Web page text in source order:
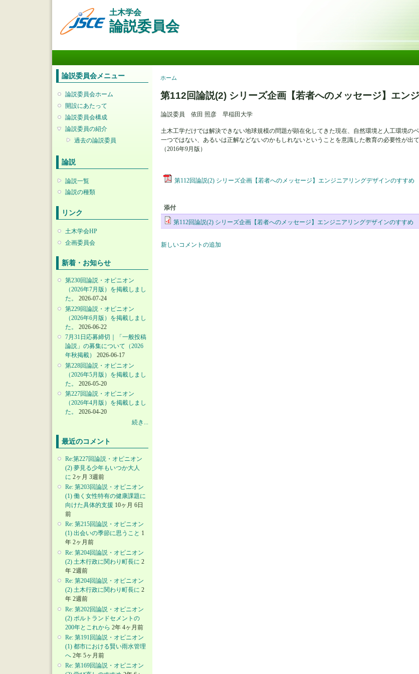
移
動
土木学会
論説委員会
論説委員会メニュー
論説委員会ホーム
開設にあたって
論説委員会構成
論説委員の紹介
過去の論説委員
論説
論説一覧
論説の種類
リンク
土木学会HP
企画委員会
新着・お知らせ
第230回論説・オピニオン
（2026年7月版）を掲載しまし
た。
2026-07-24
第229回論説・オピニオン
（2026年6月版）を掲載しまし
た。
2026-06-22
7月31日応募締切｜「一般投稿
論説」の募集について（2026
年秋掲載）
2026-06-17
第228回論説・オピニオン
（2026年5月版）を掲載しまし
た。
2026-05-20
第227回論説・オピニオン
（2026年4月版）を掲載しまし
た。
2026-04-20
続き...
最近のコメント
Re:第227回論説・オピニオン
(2) 夢見る少年もいつか大人
に 2ヶ月 3週前
Re: 第203回論説・オピニオン
(1) 働く女性特有の健康課題に
向けた具体的支援 10ヶ月 6日
前
Re: 第215回論説・オピニオン
(1) 出会いの季節に思うこと 1
年 2ヶ月前
Re: 第204回論説・オピニオン
(2) 土木行政に関わり町長に 2
年 2週前
Re: 第204回論説・オピニオン
(2) 土木行政に関わり町長に 2
年 2週前
Re: 第202回論説・オピニオン
(2) ポルトランドセメントの
200年とこれから 2年 4ヶ月前
Re: 第191回論説・オピニオン
(1) 都市における賢い雨水管理
へ 2年 5ヶ月前
Re: 第169回論説・オピニオン
現在地
ホーム
第112回論説(2) シリーズ企画【若者へのメッセージ】エン
論説委員 依田 照彦 早稲田大学
土木工学だけでは解決できない地球規模の問題が顕在化してきた現在、自然環境と人工環境の
一つではない、あるいは正解などないのかもしれないということを意識した教育の必要性が出て
（2016年9月版）
第112回論説(2) シリーズ企画【若者へのメッセージ】エンジニアリングデザインのすすめ
添付
第112回論説(2) シリーズ企画【若者へのメッセージ】エンジニアリングデザインのすすめ
新しいコメントの追加